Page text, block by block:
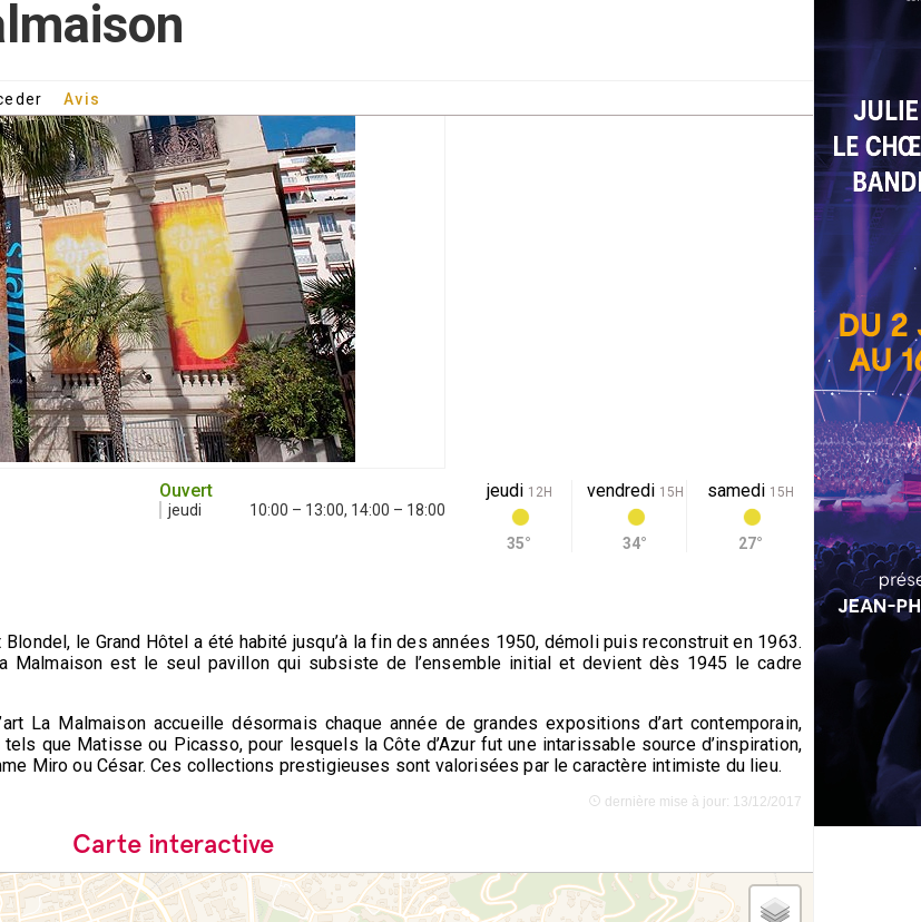
Avis
Ouvert
jeudi 10:00 – 13:00, 14:00 – 18:00
jeudi 12H
35°
vendredi 15H
34°
samedi 15H
27°
le Grand Hôtel a été habité jusqu’à la fin des années 1950, démoli puis reconstruit en 1963.
Malmaison est le seul pavillon qui subsiste de l’ensemble initial et devient dès 1945 le cadre
La Malmaison accueille désormais chaque année de grandes expositions d’art contemporain,
que Matisse ou Picasso, pour lesquels la Côte d’Azur fut une intarissable source d’inspiration,
Miro ou César. Ces collections prestigieuses sont valorisées par le caractère intimiste du lieu.
dernière mise à jour: 13/12/2017
Carte interactive